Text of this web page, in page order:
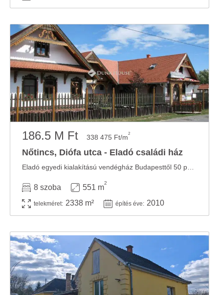
186.5 M Ft 338 475 Ft/m2
Nőtincs, Diófa utca - Eladó családi ház
8 szoba 551 m
2
telekméret: 2338 m² építés éve: 2010